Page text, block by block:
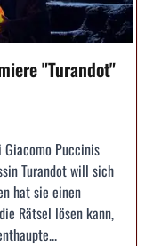
"Turandot"
Puccinis
Turandot will sich
hat sie einen
Rätsel lösen kann,